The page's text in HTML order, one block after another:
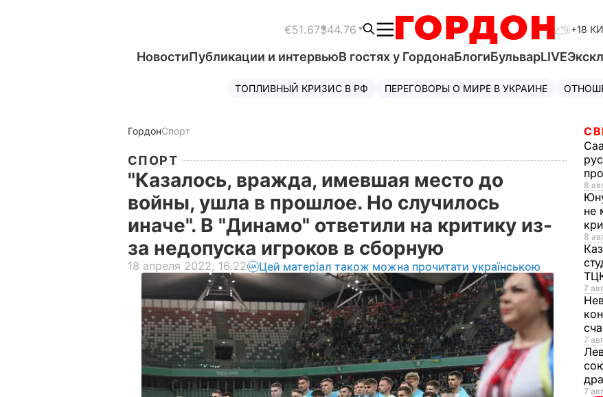
€51.67$44.76 +18
НовостиПубликации и интервьюВ гостях у ГордонаБлогиБульварLIVE
ТОПЛИВНЫЙ КРИЗИС В РФ ПЕРЕГОВОРЫ О МИРЕ В УКРАИНЕ
ГордонСпорт
СПОРТ
"Казалось, вражда, имевшая место до
войны, ушла в прошлое. Но случилось
иначе". В "Динамо" ответили на критику из-
за недопуска игроков в сборную
18 апреля 2022, 16.22 Цей матеріал також можна прочитати українською
8
не
8
7
7
7